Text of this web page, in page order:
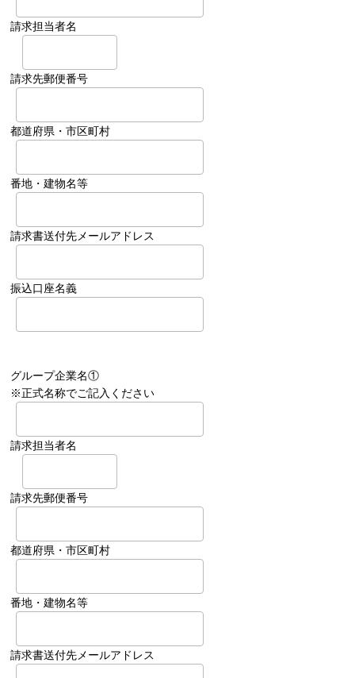
請求担当者名
請求先郵便番号
都道府県・市区町村
番地・建物名等
請求書送付先メールアドレス
振込口座名義
グループ企業名①
※正式名称でご記入ください
請求担当者名
請求先郵便番号
都道府県・市区町村
番地・建物名等
請求書送付先メールアドレス